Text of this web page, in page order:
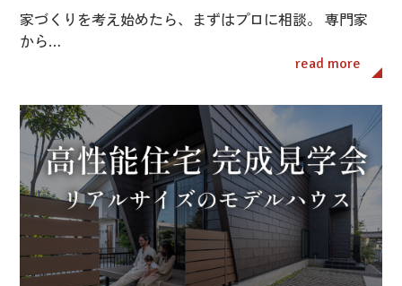
家づくりを考え始めたら、まずはプロに相談。 専門家
から…
read more